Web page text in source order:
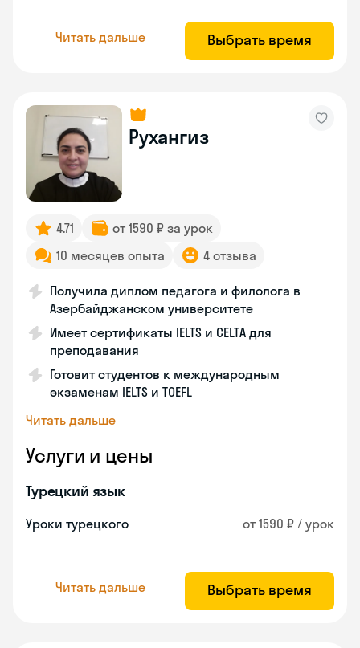
Читать дальше Выбрать время
Рухангиз
4.71
от 1590 ₽ за урок
10 месяцев опыта
4 отзыва
Получила диплом педагога и филолога в
Азербайджанском университете
Имеет сертификаты IELTS и CELTA для
преподавания
Готовит студентов к международным
экзаменам IELTS и TOEFL
Читать дальше
Услуги и цены
Турецкий язык
Уроки турецкого от 1590 ₽ / урок
Читать дальше Выбрать время